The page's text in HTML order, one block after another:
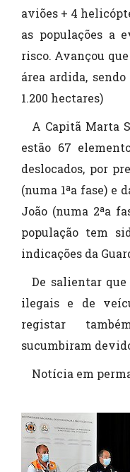
aviões + 4
as populações a
risco. Avançou
área ardida,
1.200 hectares)
A Capitã Marta
estão 67
deslocados, por
(numa 1ªa fase) e
João (numa 2ªa
população tem
indicações da
De salientar
ilegais e de
registar
sucumbiram
Notícia em